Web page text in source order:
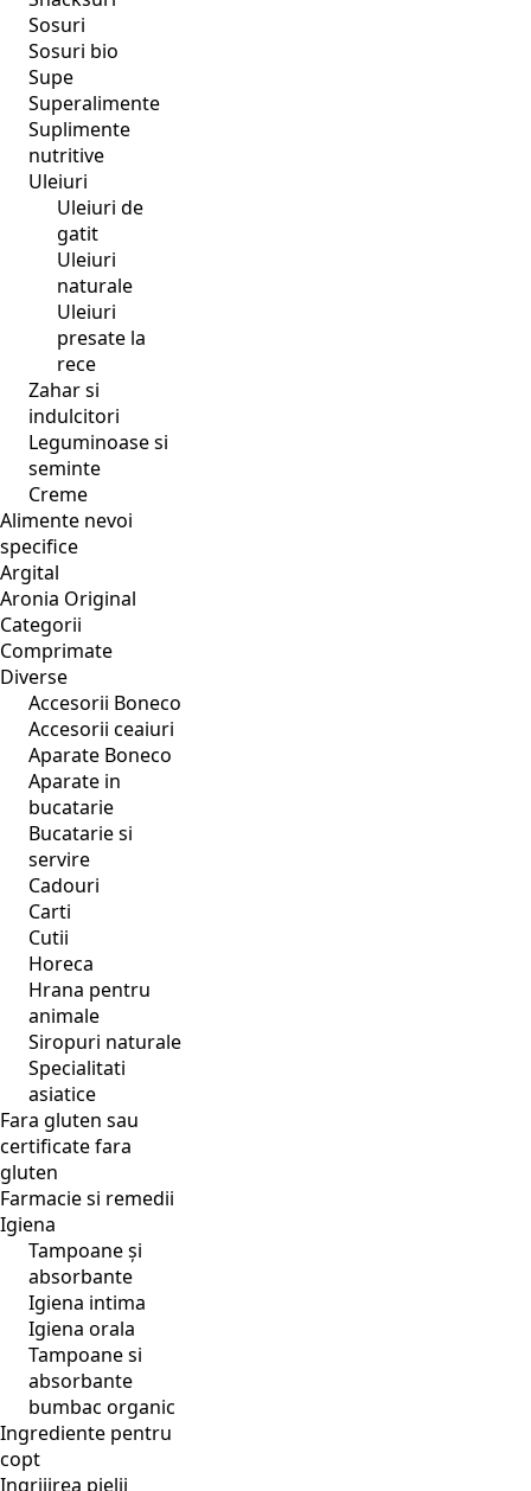
Sosuri
Sosuri bio
Supe
Superalimente
Suplimente
nutritive
Uleiuri
Uleiuri de
gatit
Uleiuri
naturale
Uleiuri
presate la
rece
Zahar si
indulcitori
Leguminoase si
seminte
Creme
Alimente nevoi
specifice
Argital
Aronia Original
Categorii
Comprimate
Diverse
Accesorii Boneco
Accesorii ceaiuri
Aparate Boneco
Aparate in
bucatarie
Bucatarie si
servire
Cadouri
Carti
Cutii
Horeca
Hrana pentru
animale
Siropuri naturale
Specialitati
asiatice
Fara gluten sau
certificate fara
gluten
Farmacie si remedii
Igiena
Tampoane și
absorbante
Igiena intima
Igiena orala
Tampoane si
absorbante
bumbac organic
Ingrediente pentru
copt
Ingrijirea pielii